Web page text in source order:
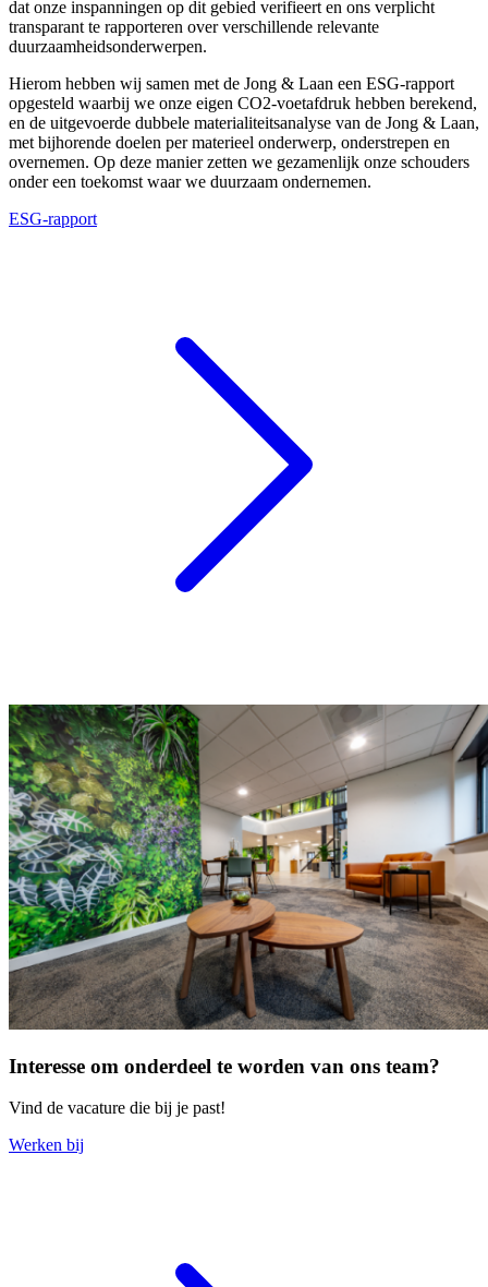
dat onze inspanningen op dit gebied verifieert en ons verplicht
transparant te rapporteren over verschillende relevante
duurzaamheidsonderwerpen.
Hierom hebben wij samen met de Jong & Laan een ESG-rapport
opgesteld waarbij we onze eigen CO2-voetafdruk hebben berekend,
en de uitgevoerde dubbele materialiteitsanalyse van de Jong & Laan,
met bijhorende doelen per materieel onderwerp, onderstrepen en
overnemen. Op deze manier zetten we gezamenlijk onze schouders
onder een toekomst waar we duurzaam ondernemen.
ESG-rapport
Interesse om onderdeel te worden van ons team?
Vind de vacature die bij je past!
Werken bij